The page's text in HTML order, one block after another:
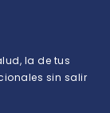
la de tus
sin salir